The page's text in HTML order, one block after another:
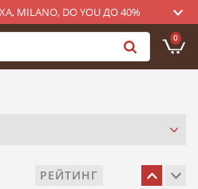
MILANO, DO YOU ДО 40%
0
РЕЙТИНГ